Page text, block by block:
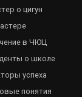
о цигун
в ЧЮЦ
о школе
успеха
понятия